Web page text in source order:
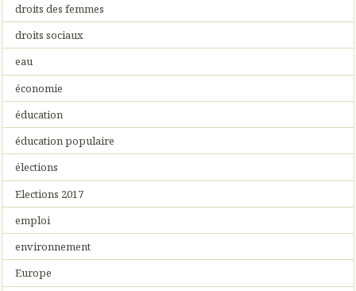
droits des femmes
droits sociaux
eau
économie
éducation
éducation populaire
élections
Elections 2017
emploi
environnement
Europe